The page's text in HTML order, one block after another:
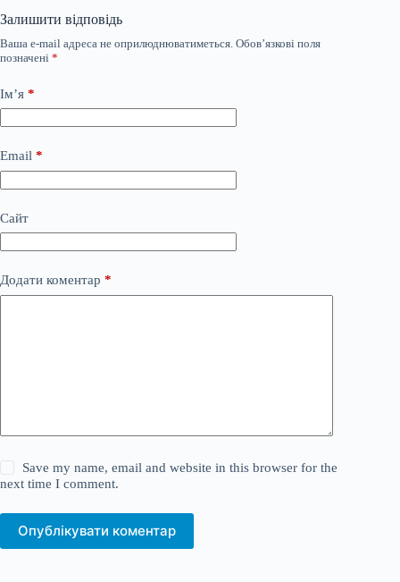
Залишити відповідь
Ваша e-mail адреса не оприлюднюватиметься. Обов’язкові поля
позначені *
Ім’я *
Email *
Сайт
Додати коментар *
Save my name, email and website in this browser for the
next time I comment.
Опублікувати коментар